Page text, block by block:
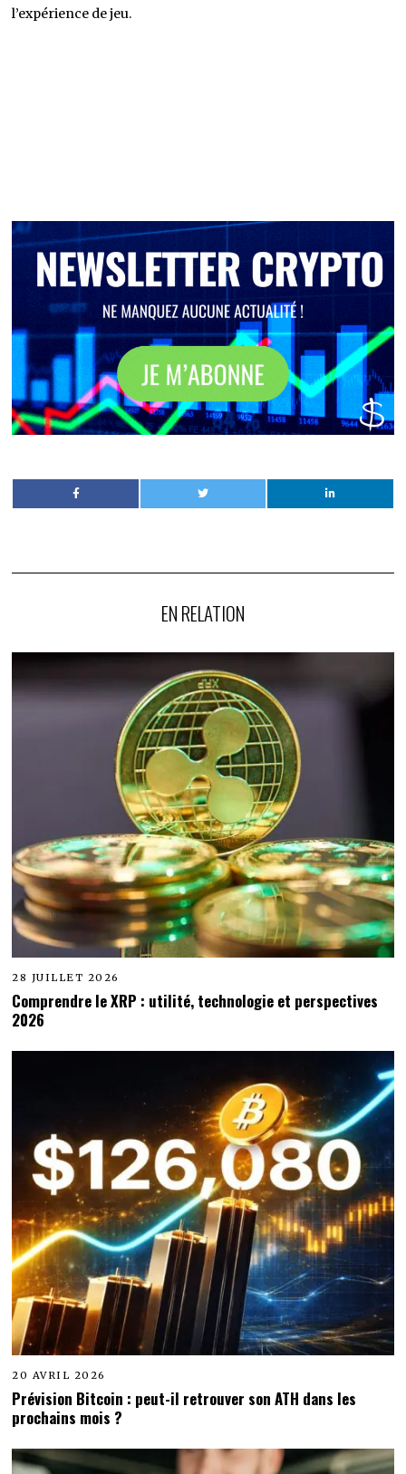
l’expérience de jeu.
EN RELATION
28 JUILLET 2026
Comprendre le XRP : utilité, technologie et perspectives
2026
20 AVRIL 2026
Prévision Bitcoin : peut-il retrouver son ATH dans les
prochains mois ?